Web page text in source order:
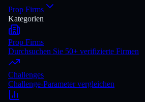
Prop Firms
Kategorien
Prop Firms
Durchsuchen Sie 50+ verifizierte Firmen
Challenges
Challenge-Parameter vergleichen